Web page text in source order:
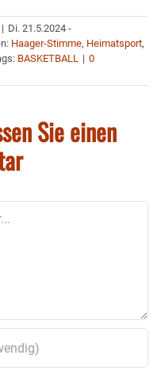
| Di. 21.5.2024 -
Haager-Stimme, Heimatsport,
BASKETBALL | 0
Sie einen